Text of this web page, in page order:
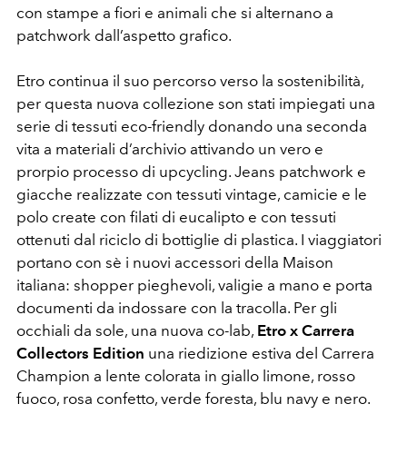
con stampe a fiori e animali che si alternano a
patchwork dall’aspetto grafico.
Etro continua il suo percorso verso la sostenibilità,
per questa nuova collezione son stati impiegati una
serie di tessuti eco-friendly donando una seconda
vita a materiali d’archivio attivando un vero e
prorpio processo di upcycling. Jeans patchwork e
giacche realizzate con tessuti vintage, camicie e le
polo create con filati di eucalipto e con tessuti
ottenuti dal riciclo di bottiglie di plastica. I viaggiatori
portano con sè i nuovi accessori della Maison
italiana: shopper pieghevoli, valigie a mano e porta
documenti da indossare con la tracolla. Per gli
occhiali da sole, una nuova co-lab, Etro x Carrera
Collectors Edition una riedizione estiva del Carrera
Champion a lente colorata in giallo limone, rosso
fuoco, rosa confetto, verde foresta, blu navy e nero.